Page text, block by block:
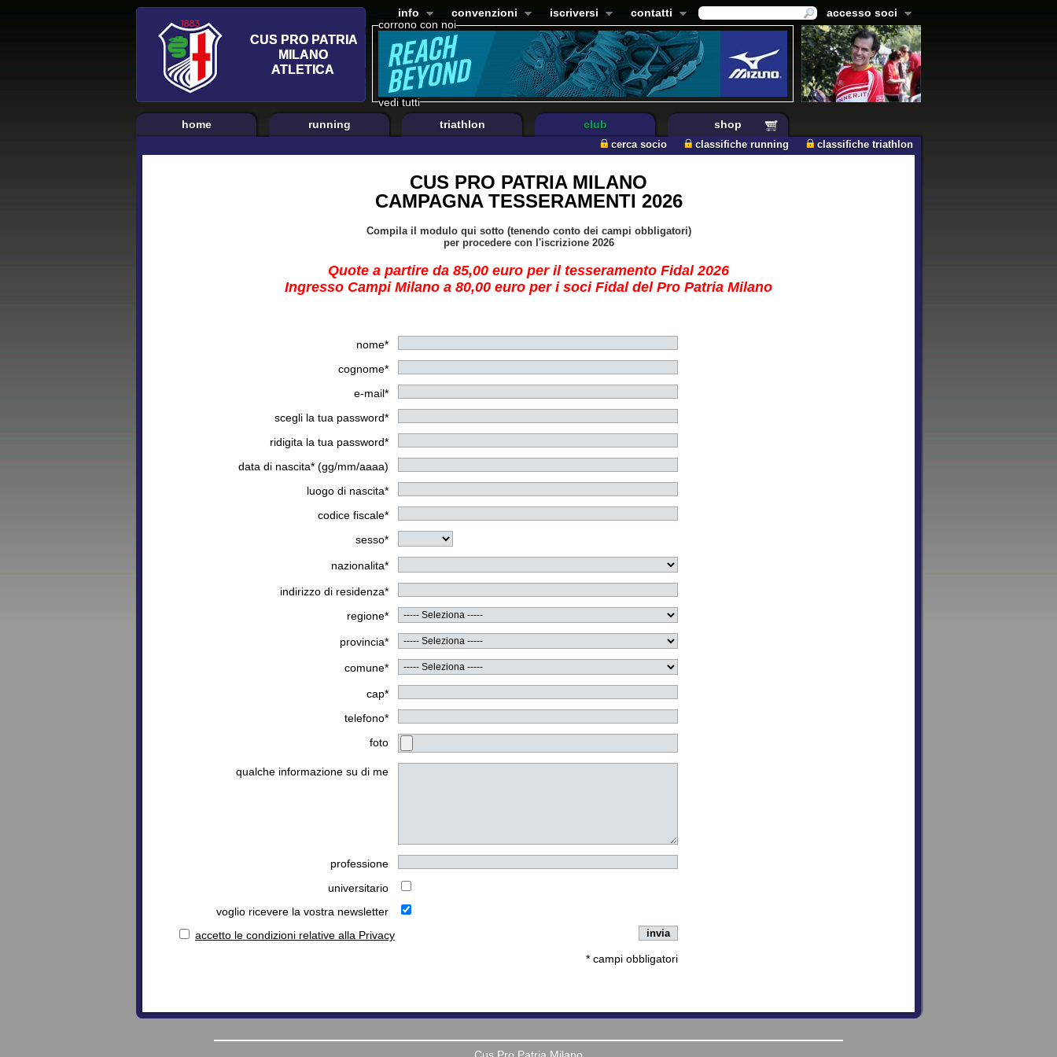
corrono con noi
vedi tutti
info convenzioni iscriversi contatti accesso soci
home running triathlon club shop
cerca socio classifiche running classifiche triathlon
CUS PRO PATRIA MILANO
CAMPAGNA TESSERAMENTI 2026
Compila il modulo qui sotto (tenendo conto dei campi obbligatori)
per procedere con l'iscrizione 2026
Quote a partire da 85,00 euro per il tesseramento Fidal 2026
Ingresso Campi Milano a 80,00 euro per i soci Fidal del Pro Patria Milano
nome*
cognome*
e-mail*
scegli la tua password*
ridigita la tua password*
data di nascita* (gg/mm/aaaa)
luogo di nascita*
codice fiscale*
sesso*
nazionalita*
indirizzo di residenza*
regione*
provincia*
comune*
cap*
telefono*
foto
qualche informazione su di me
professione
universitario
voglio ricevere la vostra newsletter
accetto le condizioni relative alla Privacy
* campi obbligatori